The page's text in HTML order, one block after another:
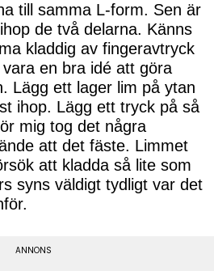
till samma L-form. Sen är
de två delarna. Känns
kladdig av fingeravtryck
en bra idé att göra
Lägg ett lager lim på ytan
ihop. Lägg ett tryck på så
mig tog det några
att det fäste. Limmet
att kladda så lite som
syns väldigt tydligt var det